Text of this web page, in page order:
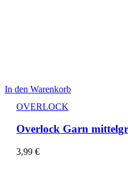
In den Warenkorb
OVERLOCK
Overlock Garn
3,99 €